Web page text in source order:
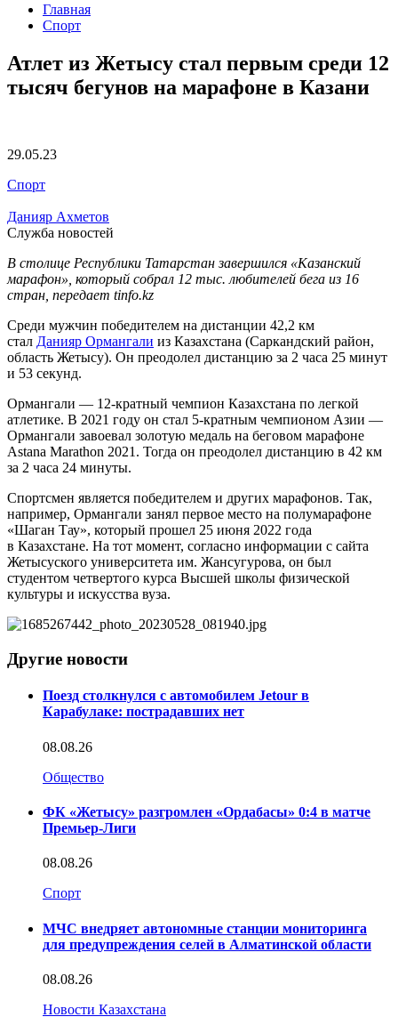
Главная
Спорт
Атлет из Жетысу стал первым среди 12
тысяч бегунов на марафоне в Казани
29.05.23
Спорт
Данияр Ахметов
Служба новостей
В столице Республики Татарстан завершился «Казанский
марафон», который собрал 12 тыс. любителей бега из 16
стран, передает tinfo.kz
Среди мужчин победителем на дистанции 42,2 км
стал Данияр Ормангали из Казахстана (Саркандский район,
область Жетысу). Он преодолел дистанцию за 2 часа 25 минут
и 53 секунд.
Ормангали — 12-кратный чемпион Казахстана по легкой
атлетике. В 2021 году он стал 5-кратным чемпионом Азии —
Ормангали завоевал золотую медаль на беговом марафоне
Astana Marathon 2021. Тогда он преодолел дистанцию в 42 км
за 2 часа 24 минуты.
Спортсмен является победителем и других марафонов. Так,
например, Ормангали занял первое место на полумарафоне
«Шаган Тау», который прошел 25 июня 2022 года
в Казахстане. На тот момент, согласно информации с сайта
Жетысуского университета им. Жансугурова, он был
студентом четвертого курса Высшей школы физической
культуры и искусства вуза.
Другие новости
Поезд столкнулся с автомобилем Jetour в
Карабулаке: пострадавших нет
08.08.26
Общество
ФК «Жетысу» разгромлен «Ордабасы» 0:4 в матче
Премьер-Лиги
08.08.26
Спорт
МЧС внедряет автономные станции мониторинга
для предупреждения селей в Алматинской области
08.08.26
Новости Казахстана